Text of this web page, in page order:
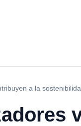
a la